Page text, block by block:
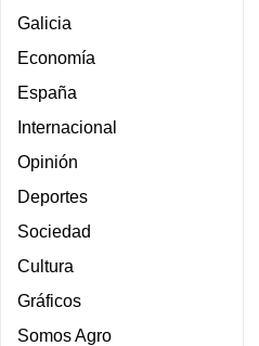
Galicia
Economía
España
Internacional
Opinión
Deportes
Sociedad
Cultura
Gráficos
Somos Agro